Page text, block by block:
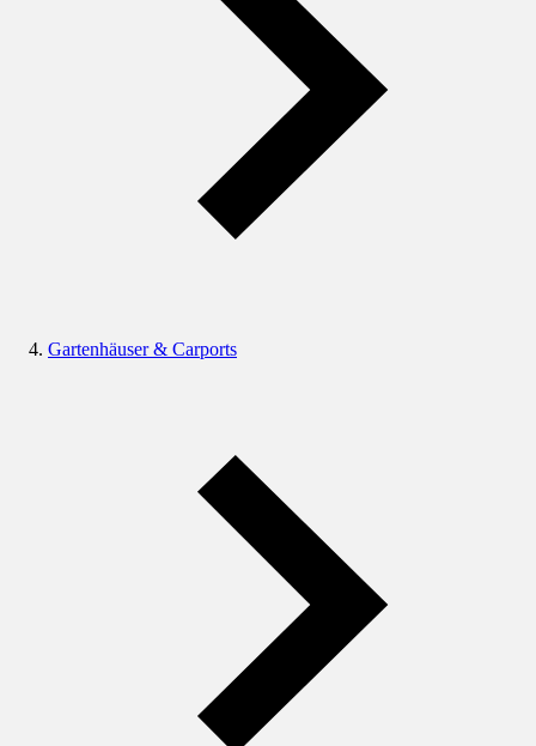
Gartenhäuser & Carports